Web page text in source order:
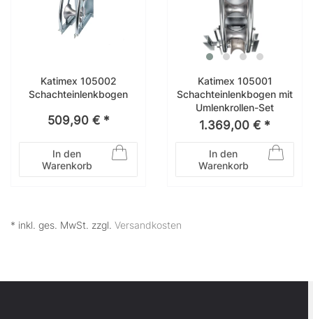
Katimex 105002
Schachteinlenkbogen
509,90 € *
In den
Warenkorb
Katimex 105001
Schachteinlenkbogen mit
Umlenkrollen-Set
1.369,00 € *
In den
Warenkorb
* inkl. ges. MwSt. zzgl. Versandkosten